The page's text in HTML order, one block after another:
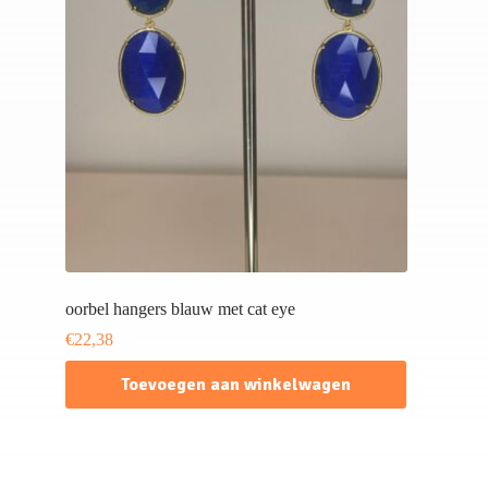
oorbel hangers blauw met cat eye
€22,38
Toevoegen aan winkelwagen